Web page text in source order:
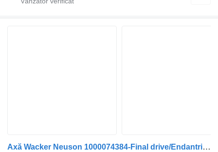
Axă Wacker Neuson 1000074384-Final drive/Endantrieb/Eindaandrijving